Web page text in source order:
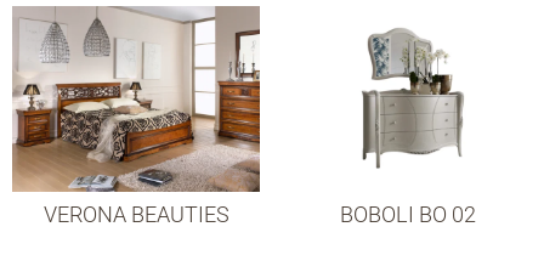
VERONA BEAUTIES BOBOLI BO 02